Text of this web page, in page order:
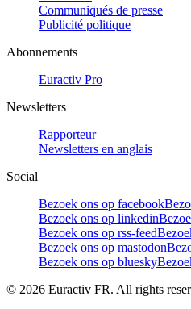
Communiqués de presse
Publicité politique
Abonnements
Euractiv Pro
Newsletters
Rapporteur
Newsletters en anglais
Social
Bezoek ons op facebook
Bezoek ons op linkedin
Bezoek ons op rss-feed
Bezoek ons op mastodon
Bezoek ons op bluesky
© 2026 Euractiv FR. All rights